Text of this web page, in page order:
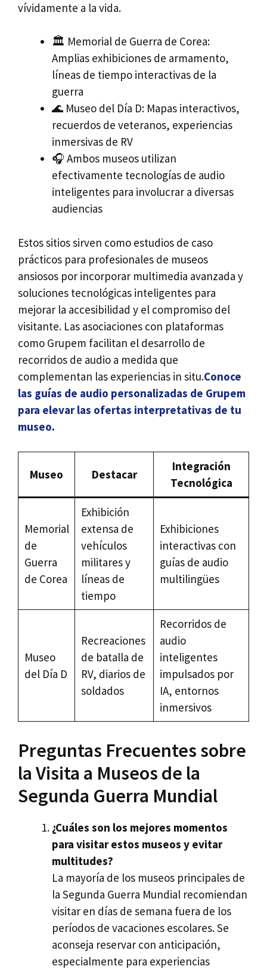
vívidamente a la vida.
🏛️ Memorial de Guerra de Corea:
Amplias exhibiciones de armamento,
líneas de tiempo interactivas de la
guerra
🌊 Museo del Día D: Mapas interactivos,
recuerdos de veteranos, experiencias
inmersivas de RV
🎧 Ambos museos utilizan
efectivamente tecnologías de audio
inteligentes para involucrar a diversas
audiencias
Estos sitios sirven como estudios de caso
prácticos para profesionales de museos
ansiosos por incorporar multimedia avanzada y
soluciones tecnológicas inteligentes para
mejorar la accesibilidad y el compromiso del
visitante. Las asociaciones con plataformas
como Grupem facilitan el desarrollo de
recorridos de audio a medida que
complementan las experiencias in situ.Conoce
las guías de audio personalizadas de Grupem
para elevar las ofertas interpretativas de tu
museo.
Museo Destacar
Integración
Tecnológica
Memorial
de
Guerra
de Corea
Exhibición
extensa de
vehículos
militares y
líneas de
tiempo
Exhibiciones
interactivas con
guías de audio
multilingües
Museo
del Día D
Recreaciones
de batalla de
RV, diarios de
soldados
Recorridos de
audio
inteligentes
impulsados por
IA, entornos
inmersivos
Preguntas Frecuentes sobre
la Visita a Museos de la
Segunda Guerra Mundial
¿Cuáles son los mejores momentos
para visitar estos museos y evitar
multitudes?
La mayoría de los museos principales de
la Segunda Guerra Mundial recomiendan
visitar en días de semana fuera de los
períodos de vacaciones escolares. Se
aconseja reservar con anticipación,
especialmente para experiencias